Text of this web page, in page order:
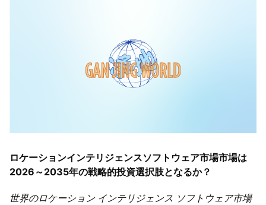
ロケーションインテリジェンスソフトウェア市場市場は
2026～2035年の戦略的投資選択肢となるか？
世界のロケーション インテリジェンス ソフトウェア市場